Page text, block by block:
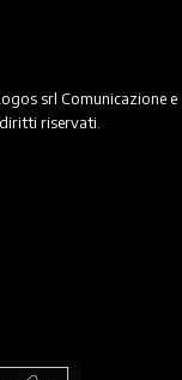
srl Comunicazione e
riservati.